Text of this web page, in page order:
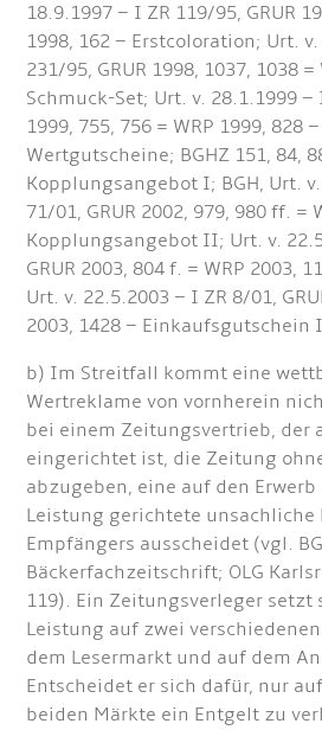
18.9.1997 – I ZR 119/95, GRUR
1998, 162 – Erstcoloration; Urt.
231/95, GRUR 1998, 1037, 1038 =
Schmuck-Set; Urt. v. 28.1.1999 –
1999, 755, 756 = WRP 1999, 828
Wertgutscheine; BGHZ 151, 84,
Kopplungsangebot I; BGH, Urt.
71/01, GRUR 2002, 979, 980 ff. =
Kopplungsangebot II; Urt. v.
GRUR 2003, 804 f. = WRP 2003,
Urt. v. 22.5.2003 – I ZR 8/01,
2003, 1428 – Einkaufsgutschein
b) Im Streitfall kommt eine
Wertreklame von vornherein
bei einem Zeitungsvertrieb, der
eingerichtet ist, die Zeitung
abzugeben, eine auf den
Leistung gerichtete unsachliche
Empfängers ausscheidet (vgl.
Bäckerfachzeitschrift; OLG
119). Ein Zeitungsverleger setzt
Leistung auf zwei
dem Lesermarkt und auf dem
Entscheidet er sich dafür, nur
beiden Märkte ein Entgelt zu